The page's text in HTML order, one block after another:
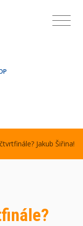
Jakub Šiřina!